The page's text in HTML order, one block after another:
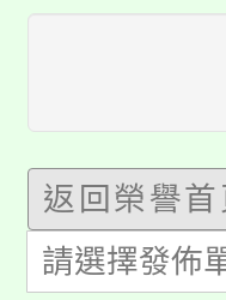
桃園
生本
公告
公告
代理(
轉知
《
淨零
返回榮譽首
請選擇發佈